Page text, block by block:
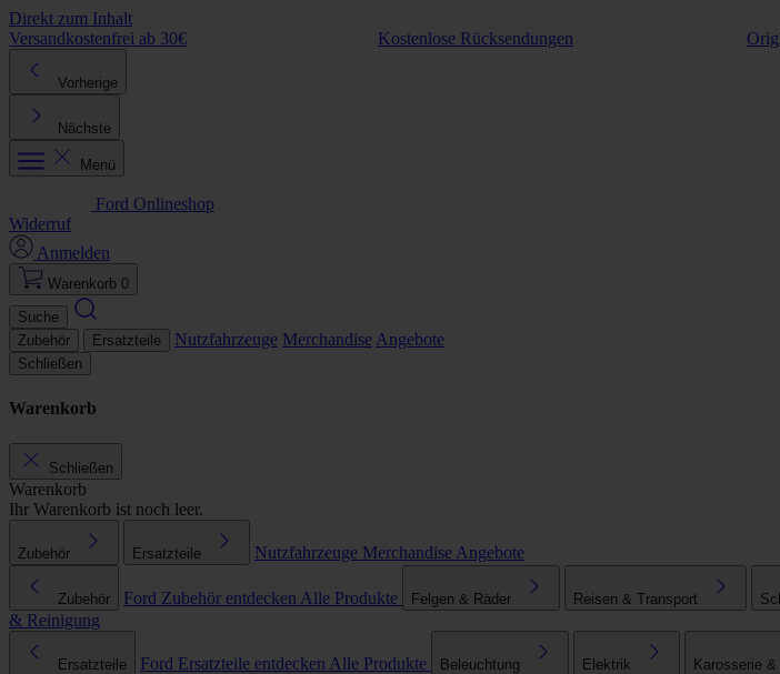
Direkt zum Inhalt
Versandkostenfrei ab 30€
Kostenlose Rücksendungen
Vorherige
Nächste
Menü
Ford Onlineshop
Widerruf
Anmelden
Warenkorb 0
Suche
Zubehör
Ersatzteile Nutzfahrzeuge Merchandise Angebote
Schließen
Warenkorb
Schließen
Warenkorb
Ihr Warenkorb ist noch leer.
Zubehör Ersatzteile Nutzfahrzeuge Merchandise Angebote
Zubehör Ford Zubehör entdecken Alle Produkte Felgen & Räder Reisen & Transport
& Reinigung
Ersatzteile Ford Ersatzteile entdecken Alle Produkte Beleuchtung Elektrik Karosserie